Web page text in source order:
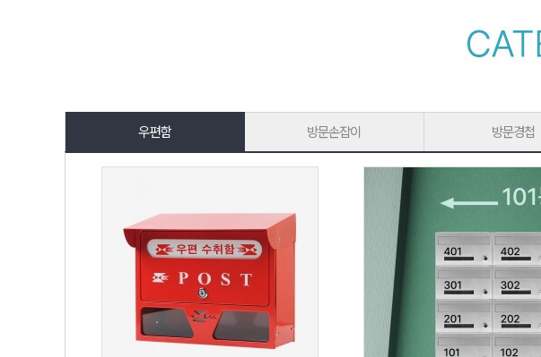
우편함 방문손잡이 방문경첩